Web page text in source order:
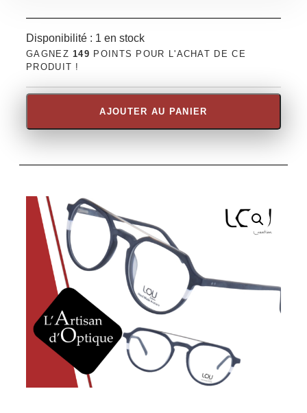
Disponibilité : 1 en stock
GAGNEZ149 POINTS POUR L'ACHAT DE CE
PRODUIT !
AJOUTER AU PANIER